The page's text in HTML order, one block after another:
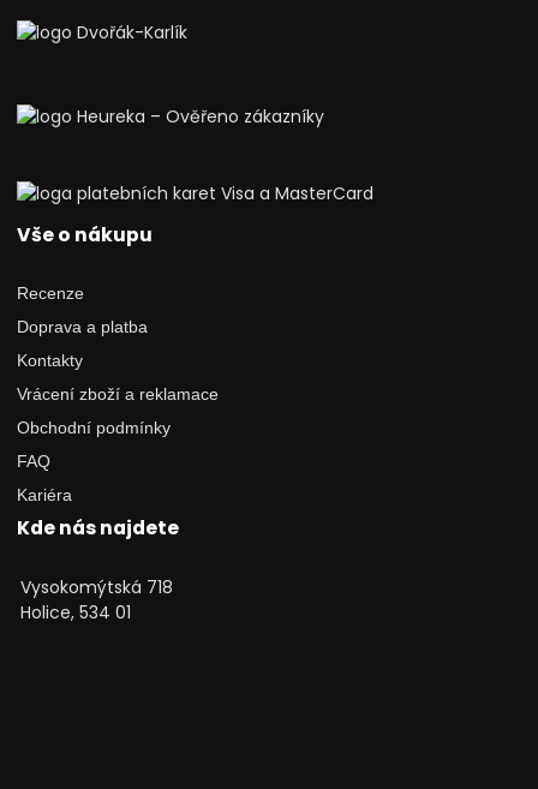
Vše o nákupu
Recenze
Doprava a platba
Kontakty
Vrácení zboží a reklamace
Obchodní podmínky
FAQ
Kariéra
Kde nás najdete
Vysokomýtská 718
Holice, 534 01